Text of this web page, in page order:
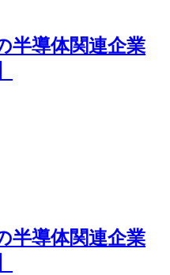
半導体関連企業
半導体関連企業